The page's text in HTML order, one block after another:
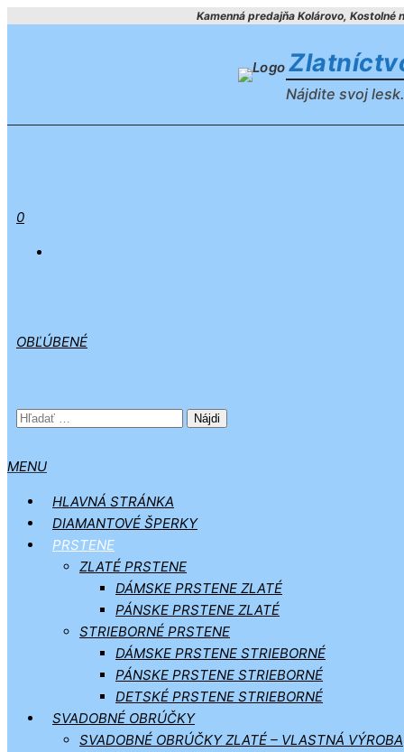
Kamenná predajňa Kolárovo,
Nájdite svoj
0
OBĽÚBENÉ
HĽADAŤ:
MENU
HLAVNÁ STRÁNKA
DIAMANTOVÉ ŠPERKY
PRSTENE
ZLATÉ PRSTENE
DÁMSKE PRSTENE ZLATÉ
PÁNSKE PRSTENE ZLATÉ
STRIEBORNÉ PRSTENE
DÁMSKE PRSTENE STRIEBORNÉ
PÁNSKE PRSTENE STRIEBORNÉ
DETSKÉ PRSTENE STRIEBORNÉ
SVADOBNÉ OBRÚČKY
SVADOBNÉ OBRÚČKY ZLATÉ – VLASTNÁ VÝROBA